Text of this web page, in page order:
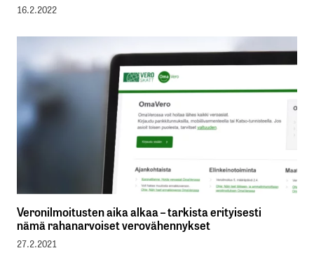
16.2.2022
Veronilmoitusten aika alkaa – tarkista erityisesti
nämä rahanarvoiset verovähennykset
27.2.2021